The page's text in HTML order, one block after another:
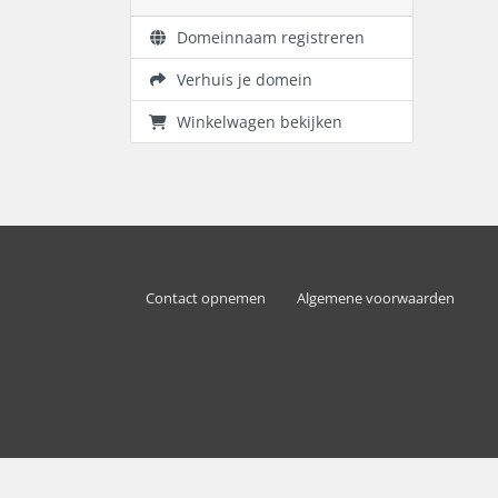
Domeinnaam registreren
Verhuis je domein
Winkelwagen bekijken
Contact opnemen Algemene voorwaarden